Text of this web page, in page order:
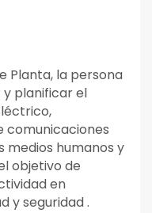
Planta, la persona
planificar el
comunicaciones
medios humanos y
objetivo de
en
y seguridad .